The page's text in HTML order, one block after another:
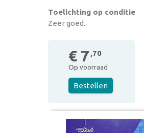
Toelichting op conditie
Zeer goed.
€ 7 ,70
Op voorraad
Bestellen